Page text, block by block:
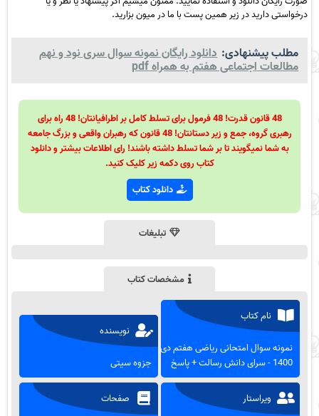
درخواستی دارید در زیر همین پست با ما در میون بزارید.
مطلب پیشنهادی: دانلود رایگان نمونه سوال سری نود و نهم
مطالعات اجتماعی هفتم به همراه pdf
48 قانون قدرت! 48 فرمول برای تسلط کامل بر اطرافیانتان! 48 راه برای
رهبری گروه، جمع و زیر دستانتان! 48 قانون که رهبران واقعی و بزرگ جامعه
به شما نمیگویند تا بر شما تسلط داشته باشند! رای اطلاعات بیشتر و دانلود
کتاب روی دکمه زیر کلیک کنید.
دانلود کتاب
تبلیغات
مشخصات کتاب
نام کتاب
نمونه سوال امتحانی ریاضی هفتم دی
1400 - سرای دانش رسالت + پاسخ
نویسنده
جزوه سیتی
ویراستار صفحات